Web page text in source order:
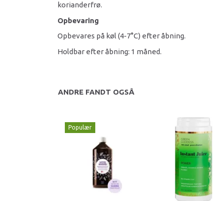
korianderfrø.
Opbevaring
Opbevares på køl (4-7°C) efter åbning.
Holdbar efter åbning: 1 måned.
ANDRE FANDT OGSÅ
Populær